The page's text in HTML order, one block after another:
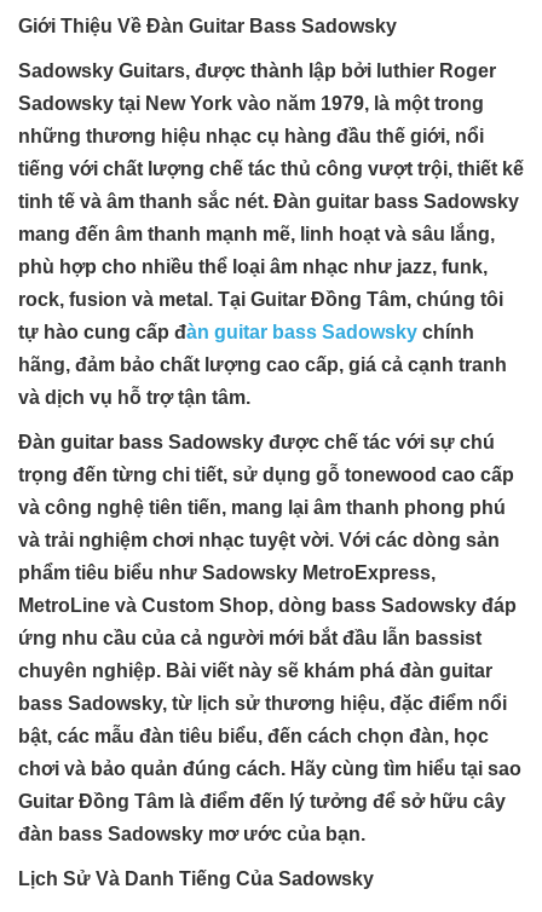
Giới Thiệu Về Đàn Guitar Bass Sadowsky
Sadowsky Guitars, được thành lập bởi luthier Roger
Sadowsky tại New York vào năm 1979, là một trong
những thương hiệu nhạc cụ hàng đầu thế giới, nổi
tiếng với chất lượng chế tác thủ công vượt trội, thiết kế
tinh tế và âm thanh sắc nét. Đàn guitar bass Sadowsky
mang đến âm thanh mạnh mẽ, linh hoạt và sâu lắng,
phù hợp cho nhiều thể loại âm nhạc như jazz, funk,
rock, fusion và metal. Tại Guitar Đồng Tâm, chúng tôi
tự hào cung cấp đàn guitar bass Sadowsky chính
hãng, đảm bảo chất lượng cao cấp, giá cả cạnh tranh
và dịch vụ hỗ trợ tận tâm.
Đàn guitar bass Sadowsky được chế tác với sự chú
trọng đến từng chi tiết, sử dụng gỗ tonewood cao cấp
và công nghệ tiên tiến, mang lại âm thanh phong phú
và trải nghiệm chơi nhạc tuyệt vời. Với các dòng sản
phẩm tiêu biểu như Sadowsky MetroExpress,
MetroLine và Custom Shop, dòng bass Sadowsky đáp
ứng nhu cầu của cả người mới bắt đầu lẫn bassist
chuyên nghiệp. Bài viết này sẽ khám phá đàn guitar
bass Sadowsky, từ lịch sử thương hiệu, đặc điểm nổi
bật, các mẫu đàn tiêu biểu, đến cách chọn đàn, học
chơi và bảo quản đúng cách. Hãy cùng tìm hiểu tại sao
Guitar Đồng Tâm là điểm đến lý tưởng để sở hữu cây
đàn bass Sadowsky mơ ước của bạn.
Lịch Sử Và Danh Tiếng Của Sadowsky